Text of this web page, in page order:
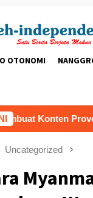
OTONOMI
di Medsos
Uncategorized